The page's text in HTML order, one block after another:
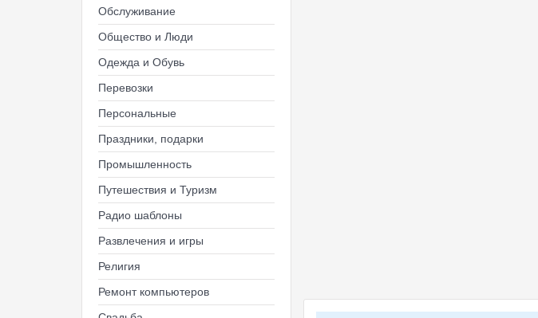
Обслуживание
Общество и Люди
Одежда и Обувь
Перевозки
Персональные
Праздники, подарки
Промышленность
Путешествия и Туризм
Радио шаблоны
Развлечения и игры
Религия
Ремонт компьютеров